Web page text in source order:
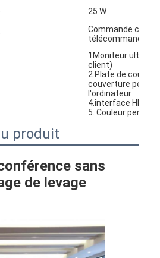
25 W
Commande
télécommande
1Moniteur ultra-
client)
2.Plate de
couverture
l'ordinateur
4.interface HDMI,
5. Couleur
produit
sans
de levage